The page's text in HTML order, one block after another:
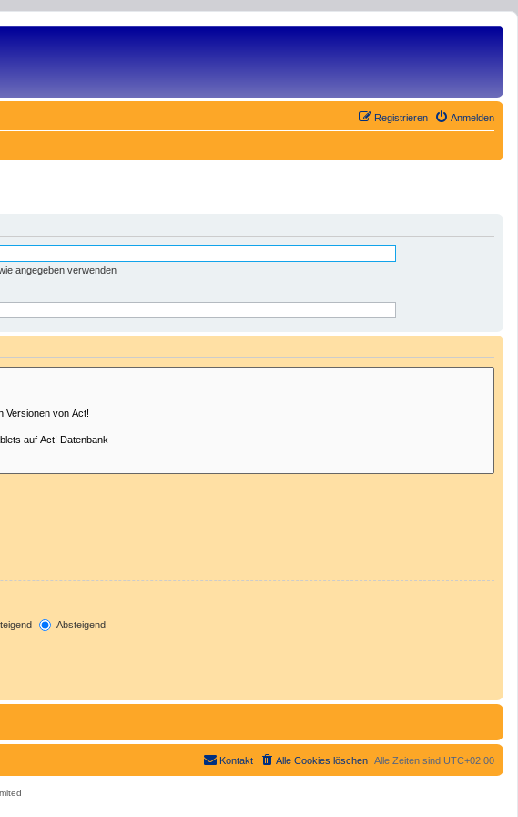
Anmelden
Registrieren
angegeben verwenden
Absteigend
Alle Zeiten sind UTC+02:00
Alle Cookies löschen
Kontakt